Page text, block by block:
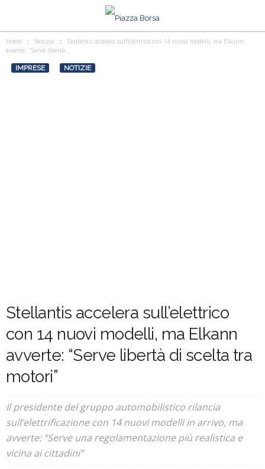
Home Notizie
Stellantis accelera sull’elettrico con 14 nuovi modelli, ma Elkann
avverte: “Serve libertà...
IMPRESE NOTIZIE
Stellantis accelera sull’elettrico
con 14 nuovi modelli, ma Elkann
avverte: “Serve libertà di scelta tra
motori”
Il presidente del gruppo automobilistico rilancia
sull’elettrificazione con 14 nuovi modelli in arrivo, ma
avverte: “Serve una regolamentazione più realistica e
vicina ai cittadini”